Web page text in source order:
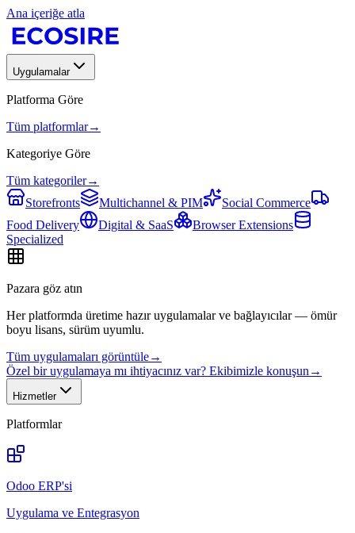
Ana içeriğe atla
Uygulamalar
Platforma Göre
Tüm platformlar→
Kategoriye Göre
Tüm kategoriler→
Storefronts
Multichannel & PIM
Social Commerce
Food Delivery
Digital & SaaS
Browser Extensions
Specialized
Pazara göz atın
Her platformda üretime hazır uygulamalar ve bağlayıcılar — ömür
boyu lisans, sürüm uyumlu.
Tüm uygulamaları görüntüle→
Özel bir uygulamaya mı ihtiyacınız var? Ekibimizle konuşun →
Hizmetler
Platformlar
Odoo ERP'si
Uygulama ve Entegrasyon